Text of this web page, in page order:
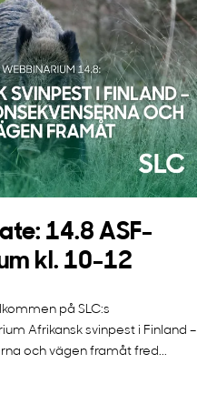
14.8 ASF-
kl. 10-12
på SLC:s
Afrikansk svinpest i Finland –
och vägen framåt fred...